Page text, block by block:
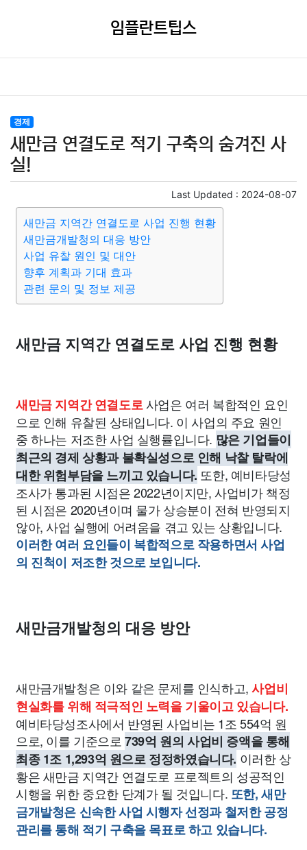
임플란트팁스
경제
새만금 연결도로 적기 구축의 숨겨진 사
실!
Last Updated : 2024-08-07
새만금 지역간 연결도로 사업 진행 현황
새만금개발청의 대응 방안
사업 유찰 원인 및 대안
향후 계획과 기대 효과
관련 문의 및 정보 제공
새만금 지역간 연결도로 사업 진행 현황
새만금 지역간 연결도로사업은 여러 복합적인 요인
으로 인해 유찰된 상태입니다. 이 사업의 주요 원인
중 하나는 저조한 사업 실행률입니다. 많은 기업들이
최근의 경제 상황과 불확실성으로 인해 낙찰 탈락에
대한 위험부담을 느끼고 있습니다. 또한, 예비타당성
조사가 통과된 시점은 2022년이지만, 사업비가 책정
된 시점은 2020년이며 물가 상승분이 전혀 반영되지
않아, 사업 실행에 어려움을 겪고 있는 상황입니다.
이러한 여러 요인들이 복합적으로 작용하면서 사업
의 진척이 저조한 것으로 보입니다.
새만금개발청의 대응 방안
새만금개발청은 이와 같은 문제를 인식하고,사업비
현실화를 위해 적극적인 노력을 기울이고 있습니다.
예비타당성조사에서 반영된 사업비는 1조 554억 원
으로, 이를 기준으로739억 원의 사업비 증액을 통해
최종 1조 1,293억 원으로 정정하였습니다. 이러한 상
황은 새만금 지역간 연결도로 프로젝트의 성공적인
시행을 위한 중요한 단계가 될 것입니다. 또한, 새만
금개발청은 신속한 사업 시행자 선정과 철저한 공정
관리를 통해 적기 구축을 목표로 하고 있습니다.